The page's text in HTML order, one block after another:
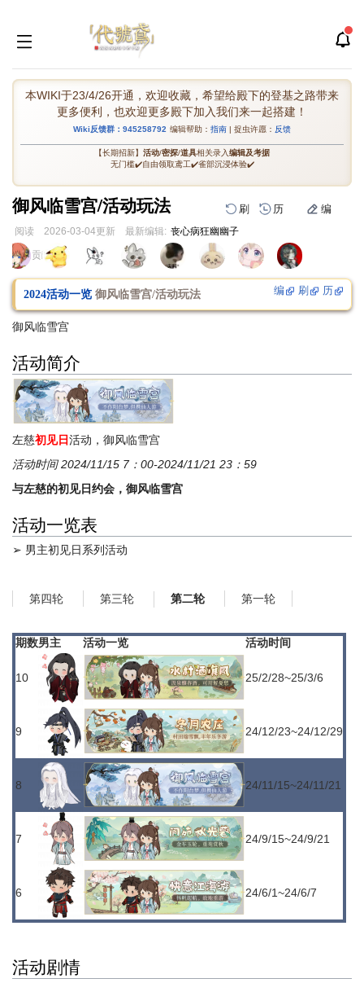
本WIKI于23/4/26开通，欢迎收藏，希望给殿下的登基之路带来
更多便利，也欢迎更多殿下加入我们来一起搭建！
Wiki反馈群：945258792 编辑帮助： 指南 | 捉虫许愿： 反馈
【长期招新】 活动/密探/道具相关录入编辑及考据
无门槛✔️自由领取鸢工✔️雀部沉浸体验✔️
御风临雪宫/活动玩法 刷 历 编
阅读 2026-03-04更新 最新编辑: 丧心病狂幽幽子
跳
到
导
跳
到
搜
页面贡献者 :
编 刷 历
2024活动一览 御风临雪宫/活动玩法
御风临雪宫
活动简介
左慈初见日活动，御风临雪宫
活动时间 2024/11/15 7：00-2024/11/21 23：59
与左慈的初见日约会，御风临雪宫
活动一览表
➢ 男主初见日系列活动
第四轮 第三轮 第二轮 第一轮
期数男主 活动一览 活动时间
10 25/2/28~25/3/6
9 24/12/23~24/12/29
8 24/11/15~24/11/21
7 24/9/15~24/9/21
6 24/6/1~24/6/7
活动剧情